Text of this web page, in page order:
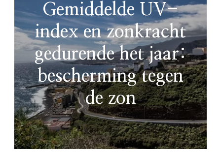
Gemiddelde UV-
index en zonkracht
gedurende het jaar:
bescherming tegen
de zon